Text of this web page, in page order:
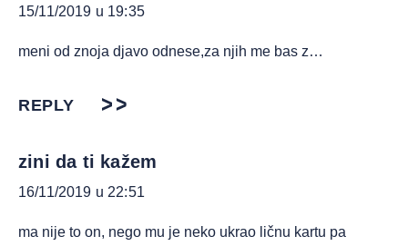
15/11/2019 u 19:35
meni od znoja djavo odnese,za njih me bas z…
REPLY
zini da ti kažem
16/11/2019 u 22:51
ma nije to on, nego mu je neko ukrao ličnu kartu pa